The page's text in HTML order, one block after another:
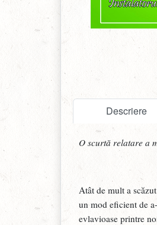
Descriere
O scurtă relatare a
Atât de mult a
un mod eficient de
evlavioase printre